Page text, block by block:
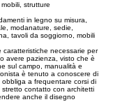
strutture
in legno su misura,
modanature, sedie,
tavoli da soggiorno, mobili
caratteristiche necessarie per
avere pazienza, visto che è
sul campo, manualità e
è tenuto a conoscere di
a frequentare corsi di
contatto con architetti
anche il disegno